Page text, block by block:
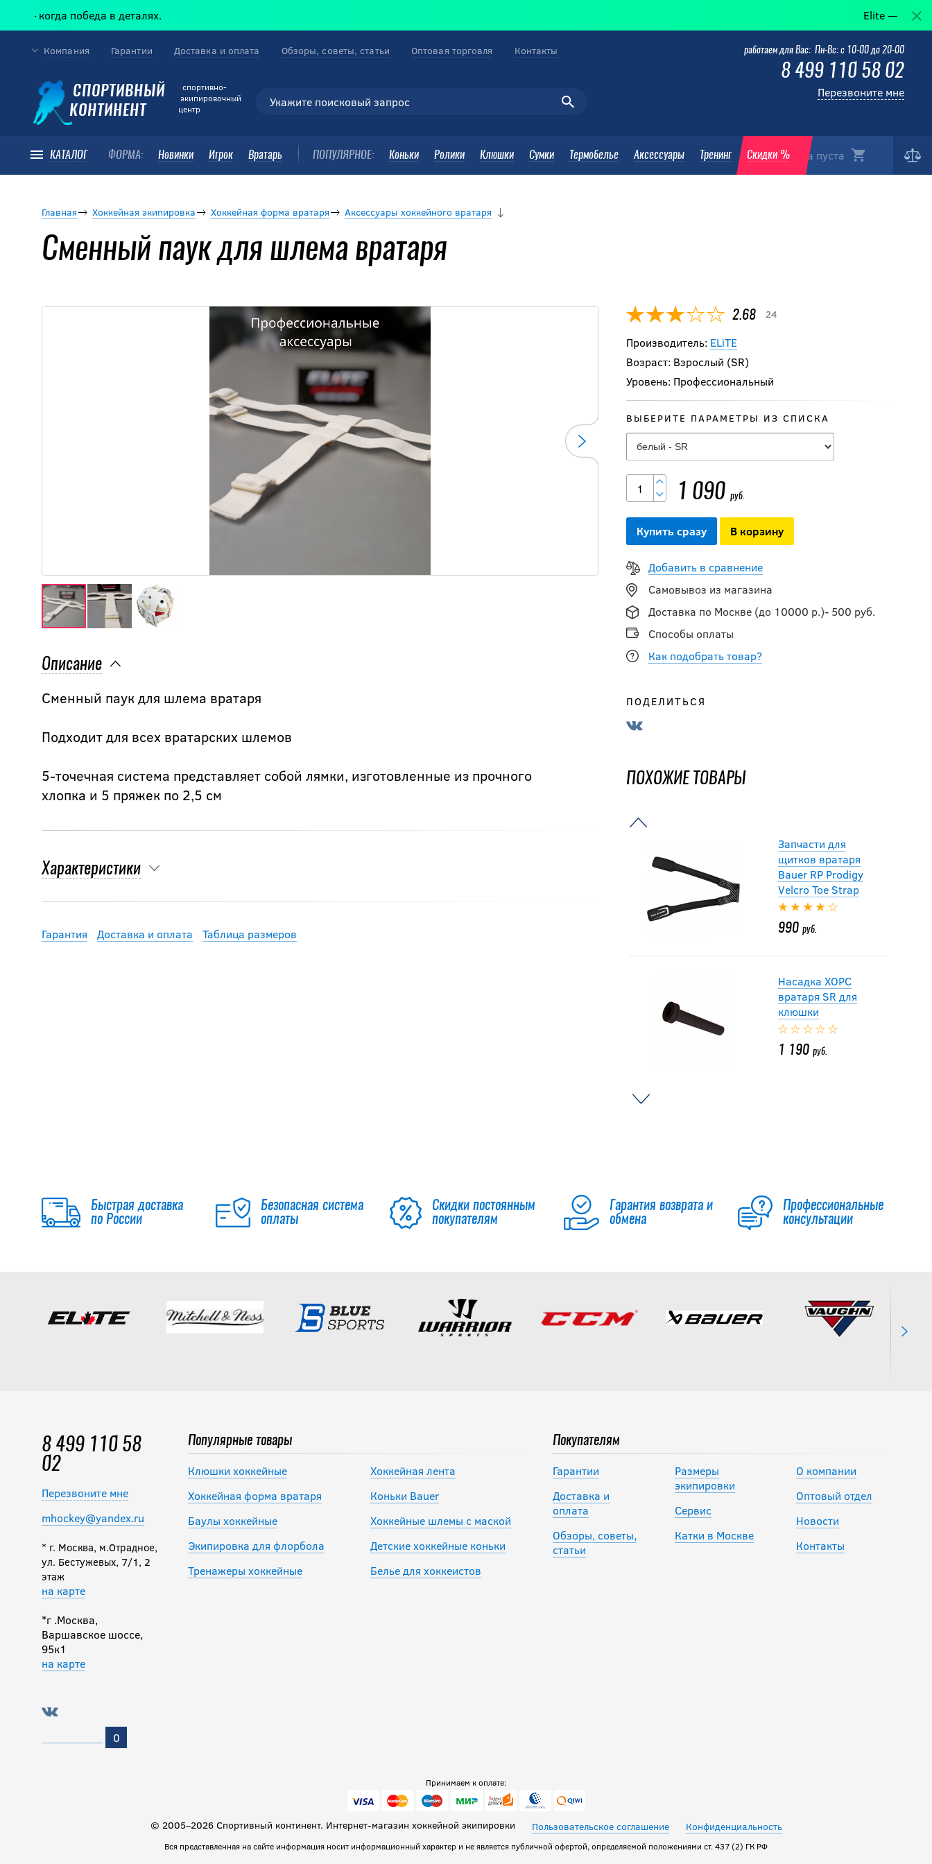
победа в деталях. Elite — когда победа
СПОРТИВНЫЙ
КОНТИНЕНТ
cпортивно-
экипировочный
центр
Корзина пуста
КАТАЛОГ ФОРМА: Новинки Игрок Вратарь ПОПУЛЯРНОЕ: Коньки Ролики Клюшки Сумки Термобелье Аксессуары Тренинг Скидки %
Компания Гарантии Доставка и оплата Обзоры, советы, статьи Оптовая торговля Контакты работаем для Вас: Пн-Вс: с 10-00 до 20-00
8 499 110 58 02
Перезвоните мне
Главная Хоккейная экипировка Хоккейная форма вратаря Аксессуары хоккейного вратаря
Сменный паук для шлема вратаря
Описание
Сменный паук для шлема вратаря
Подходит для всех вратарских шлемов
5-точечная система представляет собой лямки, изготовленные из прочного
хлопка и 5 пряжек по 2,5 см
Характеристики
Гарантия Доставка и оплата Таблица размеров
2.68 24
Производитель: ELiTE
Возраст: Взрослый (SR)
Уровень: Профессиональный
ВЫБЕРИТЕ ПАРАМЕТРЫ ИЗ СПИСКА
1 090 руб.
Купить сразу В корзину
Добавить в сравнение
Самовывоз из магазина
Доставка по Москве (до 10000 р.)- 500 руб.
Способы оплаты
Как подобрать товар?
ПОДЕЛИТЬСЯ
ПОХОЖИЕ ТОВАРЫ
Bauer RP Prodigy
Запчасти для
щитков вратаря
Bauer RP Prodigy
Velcro Toe Strap
990руб.
Насадка ХОРС
вратаря SR для
клюшки
1 190руб.
1 190руб.
Быстрая доставка
по России
Безопасная система
оплаты
Скидки постоянным
покупателям
Гарантия возврата и
обмена
Профессиональные
консультации
8 499 110 58
02
Перезвоните мне
mhockey@yandex.ru
* г. Москва, м.Отрадное,
ул. Бестужевых, 7/1, 2
этаж
на карте
*г .Москва,
Варшавское шоссе,
95к1
на карте
0
Популярные товары
Клюшки хоккейные
Хоккейная форма вратаря
Баулы хоккейные
Экипировка для флорбола
Тренажеры хоккейные
Хоккейная лента
Коньки Bauer
Хоккейные шлемы с маской
Детские хоккейные коньки
Белье для хоккеистов
Покупателям
Гарантии
Доставка и
оплата
Обзоры, советы,
статьи
Размеры
экипировки
Сервис
Катки в Москве
О компании
Оптовый отдел
Новости
Контакты
Принимаем к оплате:
© 2005–2026 Спортивный континент. Интернет-магазин хоккейной экипировки Пользовательское соглашение Конфиденциальность
Вся представленная на сайте информация носит информационный характер и не является публичной офертой, определяемой положениями ст. 437 (2) ГК РФ